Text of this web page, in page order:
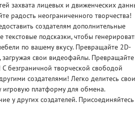
захвата лицевых и движенческих
радость неограниченного творчества!
создателям дополнительные
подсказки, чтобы
по вашему вкусу. Превращайте 2D-
свои видеофайлы. Превращайте
безграничной творческой свободой
создателями! Легко делитесь
игровую платформу для обмена.
у других создателей.